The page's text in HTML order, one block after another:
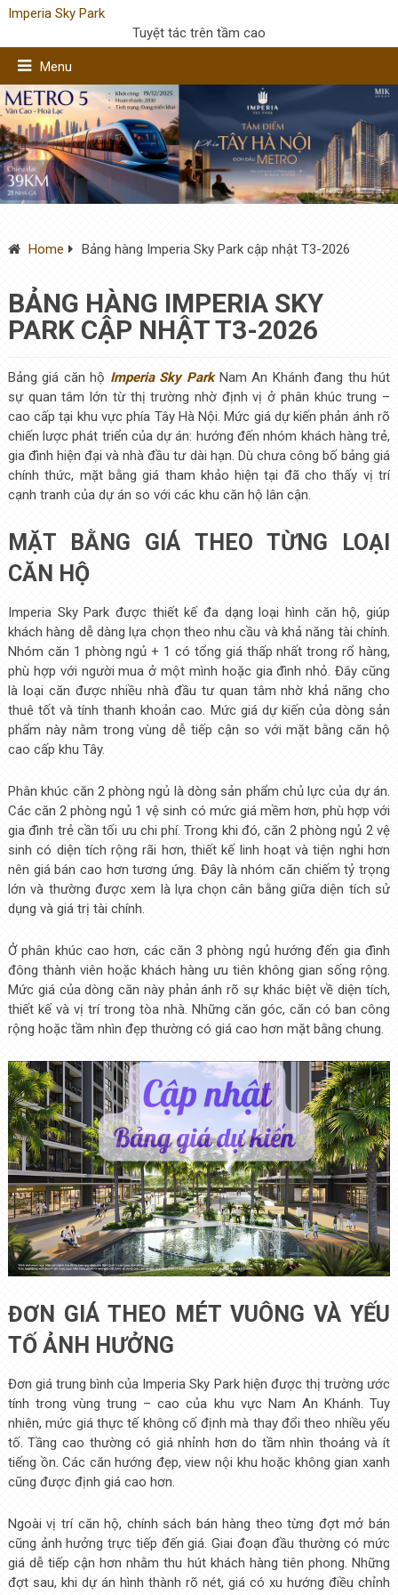
Imperia Sky Park
Tuyệt tác trên tầm cao
Menu
Home Bảng hàng Imperia Sky Park cập nhật T3-2026
BẢNG HÀNG IMPERIA SKY
PARK CẬP NHẬT T3-2026
Bảng giá căn hộ Imperia Sky ParkNam An Khánh đang thu hút
sự quan tâm lớn từ thị trường nhờ định vị ở phân khúc trung –
cao cấp tại khu vực phía Tây Hà Nội. Mức giá dự kiến phản ánh rõ
chiến lược phát triển của dự án: hướng đến nhóm khách hàng trẻ,
gia đình hiện đại và nhà đầu tư dài hạn. Dù chưa công bố bảng giá
chính thức, mặt bằng giá tham khảo hiện tại đã cho thấy vị trí
cạnh tranh của dự án so với các khu căn hộ lân cận.
MẶT BẰNG GIÁ THEO TỪNG LOẠI
CĂN HỘ
Imperia Sky Park được thiết kế đa dạng loại hình căn hộ, giúp
khách hàng dễ dàng lựa chọn theo nhu cầu và khả năng tài chính.
Nhóm căn 1 phòng ngủ + 1 có tổng giá thấp nhất trong rổ hàng,
phù hợp với người mua ở một mình hoặc gia đình nhỏ. Đây cũng
là loại căn được nhiều nhà đầu tư quan tâm nhờ khả năng cho
thuê tốt và tính thanh khoản cao. Mức giá dự kiến của dòng sản
phẩm này nằm trong vùng dễ tiếp cận so với mặt bằng căn hộ
cao cấp khu Tây.
Phân khúc căn 2 phòng ngủ là dòng sản phẩm chủ lực của dự án.
Các căn 2 phòng ngủ 1 vệ sinh có mức giá mềm hơn, phù hợp với
gia đình trẻ cần tối ưu chi phí. Trong khi đó, căn 2 phòng ngủ 2 vệ
sinh có diện tích rộng rãi hơn, thiết kế linh hoạt và tiện nghi hơn
nên giá bán cao hơn tương ứng. Đây là nhóm căn chiếm tỷ trọng
lớn và thường được xem là lựa chọn cân bằng giữa diện tích sử
dụng và giá trị tài chính.
Ở phân khúc cao hơn, các căn 3 phòng ngủ hướng đến gia đình
đông thành viên hoặc khách hàng ưu tiên không gian sống rộng.
Mức giá của dòng căn này phản ánh rõ sự khác biệt về diện tích,
thiết kế và vị trí trong tòa nhà. Những căn góc, căn có ban công
rộng hoặc tầm nhìn đẹp thường có giá cao hơn mặt bằng chung.
ĐƠN GIÁ THEO MÉT VUÔNG VÀ YẾU
TỐ ẢNH HƯỞNG
Đơn giá trung bình của Imperia Sky Park hiện được thị trường ước
tính trong vùng trung – cao của khu vực Nam An Khánh. Tuy
nhiên, mức giá thực tế không cố định mà thay đổi theo nhiều yếu
tố. Tầng cao thường có giá nhỉnh hơn do tầm nhìn thoáng và ít
tiếng ồn. Các căn hướng đẹp, view nội khu hoặc không gian xanh
cũng được định giá cao hơn.
Ngoài vị trí căn hộ, chính sách bán hàng theo từng đợt mở bán
cũng ảnh hưởng trực tiếp đến giá. Giai đoạn đầu thường có mức
giá dễ tiếp cận hơn nhằm thu hút khách hàng tiên phong. Những
đợt sau, khi dự án hình thành rõ nét, giá có xu hướng điều chỉnh